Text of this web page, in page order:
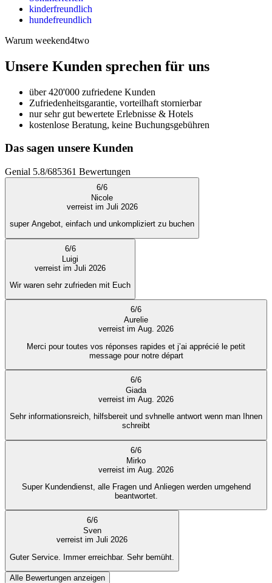
kinderfreundlich
hundefreundlich
Warum weekend4two
Unsere Kunden sprechen für uns
über 420'000 zufriedene Kunden
Zufriedenheitsgarantie, vorteilhaft stornierbar
nur sehr gut bewertete Erlebnisse & Hotels
kostenlose Beratung, keine Buchungsgebühren
Das sagen unsere Kunden
Genial 5.8/685361 Bewertungen
6/6
Nicole
verreist im Juli 2026
super Angebot, einfach und unkompliziert zu buchen
6/6
Luigi
verreist im Juli 2026
Wir waren sehr zufrieden mit Euch
6/6
Aurelie
verreist im Aug. 2026
Merci pour toutes vos réponses rapides et j’ai apprécié le petit
message pour notre départ
6/6
Giada
verreist im Aug. 2026
Sehr informationsreich, hilfsbereit und svhnelle antwort wenn man Ihnen
schreibt
6/6
Mirko
verreist im Aug. 2026
Super Kundendienst, alle Fragen und Anliegen werden umgehend
beantwortet.
6/6
Sven
verreist im Juli 2026
Guter Service. Immer erreichbar. Sehr bemüht.
Alle Bewertungen anzeigen